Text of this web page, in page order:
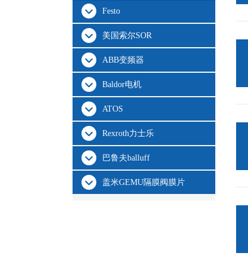
Festo
美国索尔SOR
ABB变频器
Baldor电机
ATOS
Rexroth力士乐
巴鲁夫balluff
盖米GEMU隔膜阀膜片